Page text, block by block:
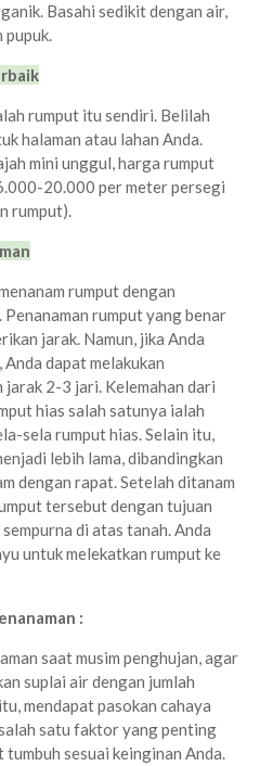
Basahi sedikit dengan air,
pupuk.
rumput itu sendiri. Belilah
halaman atau lahan Anda.
mini unggul, harga rumput
20.000 per meter persegi
rumput).
rumput dengan
rumput yang benar
jarak. Namun, jika Anda
dapat melakukan
jarak 2-3 jari. Kelemahan dari
hias salah satunya ialah
sela rumput hias. Selain itu,
lebih lama, dibandingkan
dengan rapat.Setelah ditanam
tersebut dengan tujuan
di atas tanah. Anda
untuk melekatkan rumput ke
:
saat musim penghujan, agar
suplai air dengan jumlah
mendapat pasokan cahaya
satu faktor yang penting
sesuai keinginan Anda.